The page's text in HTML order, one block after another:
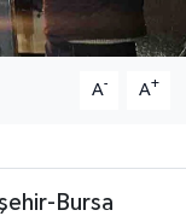
A- A+
Bursa